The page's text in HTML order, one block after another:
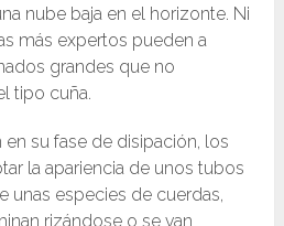
nube baja en el horizonte. Ni
más expertos pueden a
grandes que no
tipo cuña.
en su fase de disipación, los
la apariencia de unos tubos
unas especies de cuerdas,
rizándose o se van